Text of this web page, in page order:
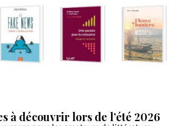
à découvrir lors de l’été 2026